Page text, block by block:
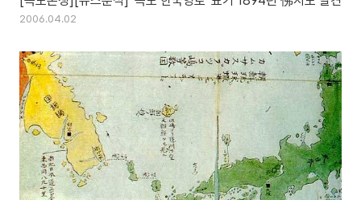
2006.04.02